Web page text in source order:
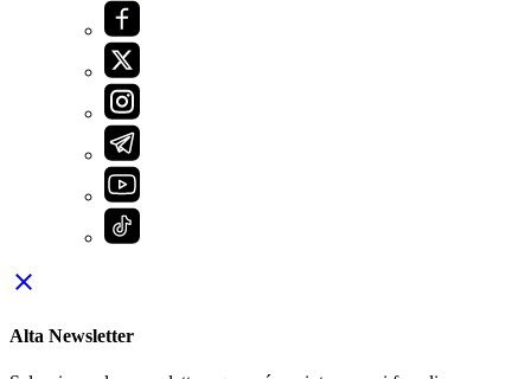
close
Alta Newsletter